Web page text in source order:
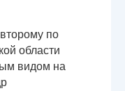
по
области
видом на